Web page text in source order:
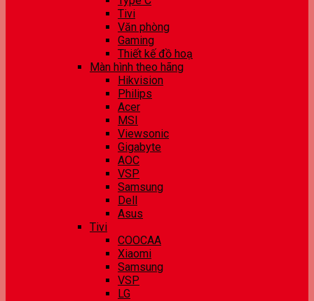
Tivi
Văn phòng
Gaming
Thiết kế đồ hoạ
Màn hình theo hãng
Hikvision
Philips
Acer
MSI
Viewsonic
Gigabyte
AOC
VSP
Samsung
Dell
Asus
Tivi
COOCAA
Xiaomi
Samsung
VSP
LG